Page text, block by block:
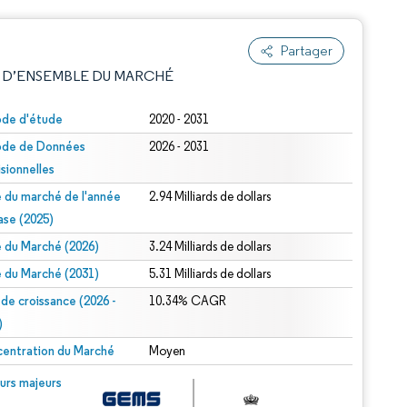
Partager
DU MARCHÉ
d'étude 2020 - 2031
de Données
2026 - 2031
du marché de l'année
(2025)
2.94 Milliards de dollars
du Marché (2026) 3.24 Milliards de dollars
du Marché (2031) 5.31 Milliards de dollars
croissance (2026 -
10.34% CAGR
du Marché Moyen
majeurs
© Mordor Intelligence. La réutilisation nécessite une attribution sous CC BY 4.0.
sous CC BY 4.0.